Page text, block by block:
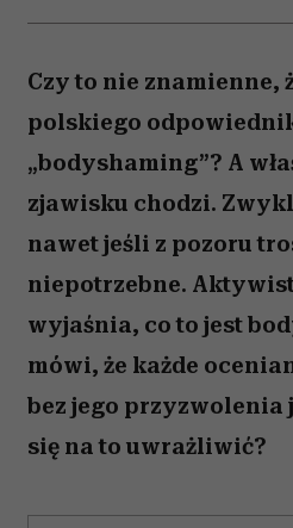
Czy to nie znamienne,
polskiego
„bodyshaming”? A
zjawisku chodzi.
nawet jeśli z pozoru
niepotrzebne.
wyjaśnia, co to jest
mówi, że każde
bez jego przyzwolenia
się na to uwrażliwić?